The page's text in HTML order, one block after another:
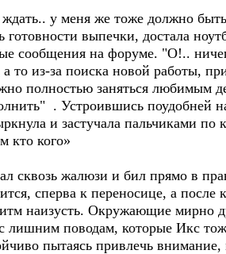
у меня же тоже должно
готовности выпечки, достала
сообщения на форуме. "О!..
то из-за поиска новой работы,
полностью заняться любимым
. Устроившись поудобней
и застучала пальчиками
кто кого»
сквозь жалюзи и бил прямо в
сперва к переносице, а
наизусть. Окружающие мирно
лишним поводам, которые Икс
пытаясь привлечь